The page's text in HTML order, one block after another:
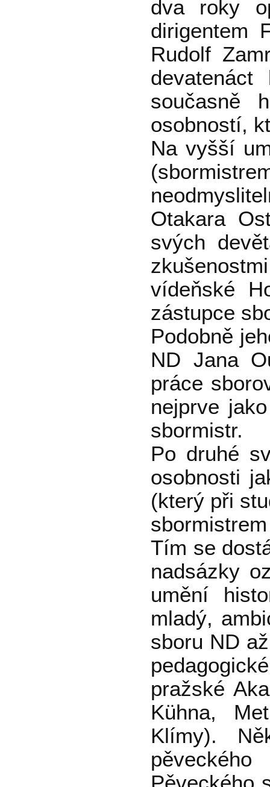
dva roky
dirigentem
Rudolf
současně
osobností,
Na vyšší
Otakara
svých
vídeňské
zástupce
Podobně
ND Jana
práce
nejprve
sbormistr.
Po druhé
osobnosti
(který při
Tím se
nadsázky
umění
mladý,
sboru ND
pražské
Kühna,
Klímy).
Pěveckého